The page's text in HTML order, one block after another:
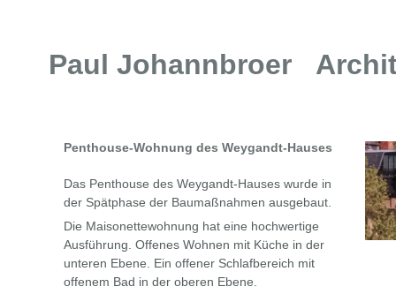
Paul Johannbroer
Penthouse-Wohnung des Weygandt-Hauses
Das Penthouse des Weygandt-Hauses wurde in
der Spätphase der Baumaßnahmen ausgebaut.
Die Maisonettewohnung hat eine hochwertige
Ausführung. Offenes Wohnen mit Küche in der
unteren Ebene. Ein offener Schlafbereich mit
offenem Bad in der oberen Ebene.